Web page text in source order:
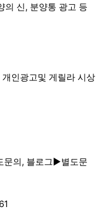
신, 분양통 광고 등
인광고및 게릴라 시상
의, 블로그▶별도문